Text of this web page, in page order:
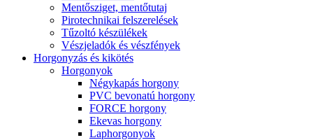
Mentősziget, mentőtutaj
Pirotechnikai felszerelések
Tűzoltó készülékek
Vészjeladók és vészfények
Horgonyzás és kikötés
Horgonyok
Négykapás horgony
PVC bevonatú horgony
FORCE horgony
Ekevas horgony
Laphorgonyok